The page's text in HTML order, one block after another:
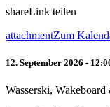
shareLink teilen
attachmentZum
12. September 2026 -
Wasserski,